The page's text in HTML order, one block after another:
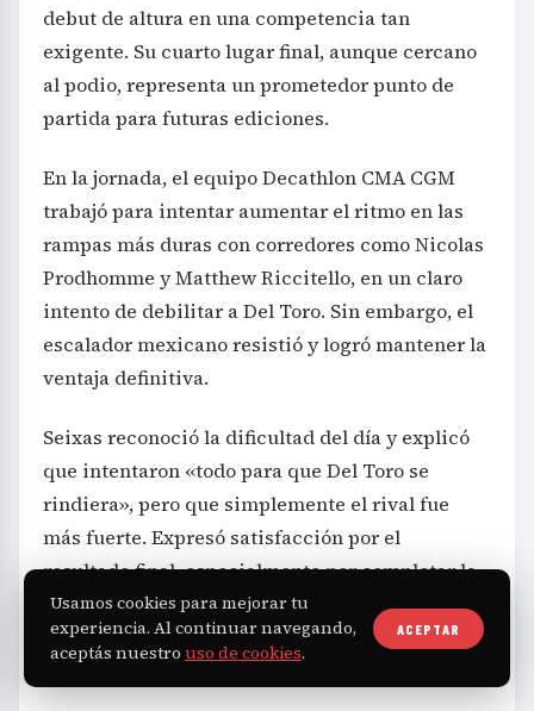
debut de altura en una competencia tan
exigente. Su cuarto lugar final, aunque cercano
al podio, representa un prometedor punto de
partida para futuras ediciones.
En la jornada, el equipo Decathlon CMA CGM
trabajó para intentar aumentar el ritmo en las
rampas más duras con corredores como Nicolas
Prodhomme y Matthew Riccitello, en un claro
intento de debilitar a Del Toro. Sin embargo, el
escalador mexicano resistió y logró mantener la
ventaja definitiva.
Seixas reconoció la dificultad del día y explicó
que intentaron «todo para que Del Toro se
rindiera», pero que simplemente el rival fue
más fuerte. Expresó satisfacción por el
resultado final, especialmente por completar la
competencia con éxito y acumulando una
valiosa experiencia que seguramente impulsará
su carrera.
Usamos cookies para mejorar tu
experiencia. Al continuar navegando,
aceptás nuestro uso de cookies.
ACEPTAR